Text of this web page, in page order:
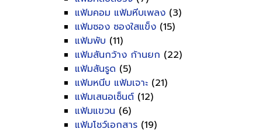
แฟ้มคอม แฟ้มหีบเพลง (3)
แฟ้มซอง ซองใสแข็ง (15)
แฟ้มพับ (11)
แฟ้มสันกว้าง ก้านยก (22)
แฟ้มสันรูด (5)
แฟ้มหนีบ แฟ้มเจาะ (21)
แฟ้มเสนอเซ็นต์ (12)
แฟ้มแขวน (6)
แฟ้มโชว์เอกสาร (19)